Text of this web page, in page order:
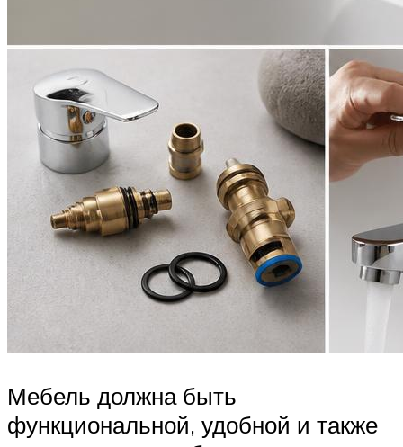
Мебель должна быть
функциональной, удобной и также